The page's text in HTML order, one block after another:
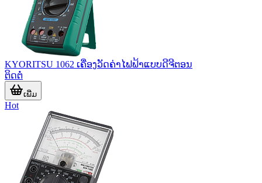
KYORITSU 1062 ເຄື່ອງວັດຄ່າໄຟຟ້າແບບດີຈີຕອນ
ຕິດຕໍ່
ເພີ່ມ
Hot